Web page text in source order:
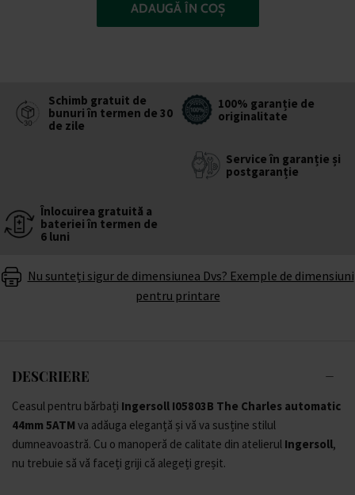
ADAUGĂ ÎN COȘ
Schimb gratuit de
bunuri în termen de 30
de zile
100% garanție de
originalitate
Service în garanție și
postgaranție
Înlocuirea gratuită a
bateriei în termen de
6 luni
Nu sunteți sigur de dimensiunea Dvs? Exemple de dimensiuni
pentru printare
DESCRIERE
Ceasul pentru bărbați Ingersoll I05803B The Charles automatic
44mm 5ATM va adăuga eleganță și vă va susține stilul
dumneavoastră. Cu o manoperă de calitate din atelierul Ingersoll,
nu trebuie să vă faceți griji că alegeți greșit.